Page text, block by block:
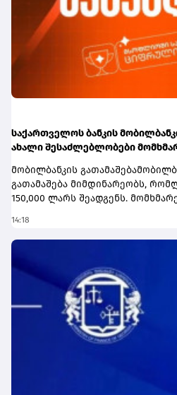
საქართველოს ბანკის
ახალი შესაძლებლობები
მობილბანკის
გათამაშება მიმდინარეობს,
150,000 ლარს შეადგენს.
მონაწილეობა საქართველოს
შეუძლიათ და მასში ჩართვა
საბანკო ოპერაციებისა და
შესრულებით კი
აგროვებენ და მოგების შანსს
შესახებ დეტალურ ინფორმაციას
ბმულზე.ინვესტირება ახლა უკვე
საათებშიცსაქართველოს ბანკმა
14:18